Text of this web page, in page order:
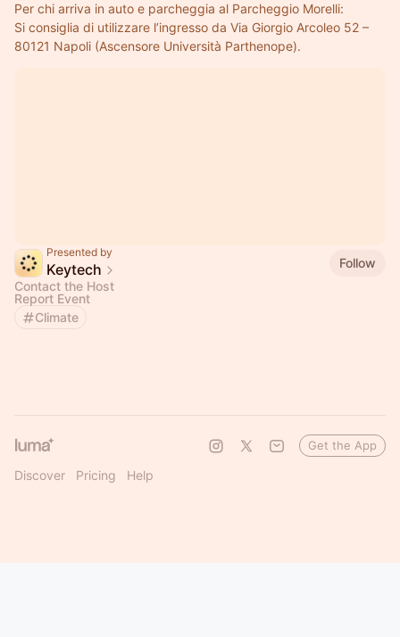
Per chi arriva in auto e parcheggia al Parcheggio Morelli:
Si consiglia di utilizzare l’ingresso da Via Giorgio Arcoleo 52 –
80121 Napoli (Ascensore Università Parthenope).
Presented by
Keytech
Follow
Contact the Host
Report Event
Climate
Discover Pricing Help
Get the App